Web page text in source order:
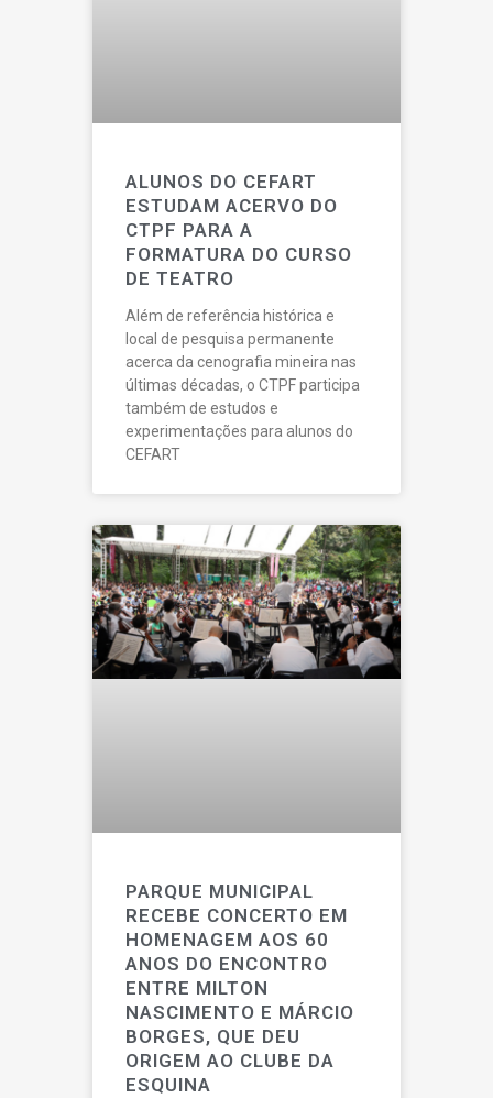
ALUNOS DO CEFART
ESTUDAM ACERVO DO
CTPF PARA A
FORMATURA DO CURSO
DE TEATRO
Além de referência histórica e
local de pesquisa permanente
acerca da cenografia mineira nas
últimas décadas, o CTPF participa
também de estudos e
experimentações para alunos do
CEFART
PARQUE MUNICIPAL
RECEBE CONCERTO EM
HOMENAGEM AOS 60
ANOS DO ENCONTRO
ENTRE MILTON
NASCIMENTO E MÁRCIO
BORGES, QUE DEU
ORIGEM AO CLUBE DA
ESQUINA